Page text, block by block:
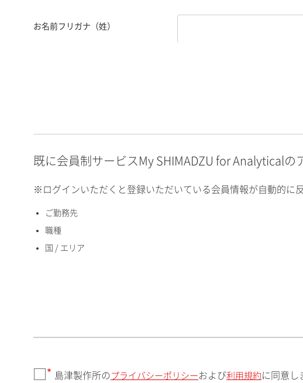
お名前フリガナ（姓）
英数）
国 / エリア
既に会員制サービスMy SHIMADZU for Analyticalの
※ログインいただくと登録いただいている会員情報が自動的に
ご勤務先
職種
国 / エリア
島津製作所の プライバシーポリシー および利用規約 に同意し